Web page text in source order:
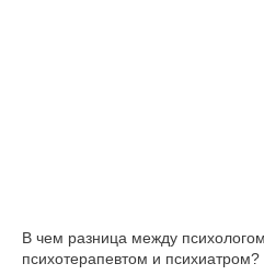
В чем разница между
психотерапевтом и психиатром?